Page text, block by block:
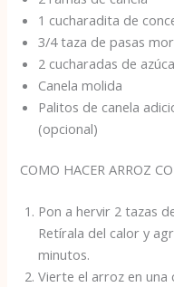
1 cucharadita de
3/4 taza de pasas
2 cucharadas de
Canela molida
Palitos de canela
(opcional)
COMO HACER ARROZ
Pon a hervir 2 tazas
Retírala del calor y
minutos.
Vierte el arroz en una